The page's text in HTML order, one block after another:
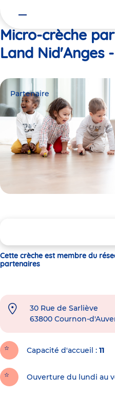
Micro-crèche
Land Nid'Anges
Partenaire
Cette crèche est membre du
partenaires
30 Rue de Sarliève
63800 Cournon-
Capacité d'accueil 11
Ouverture du lundi au